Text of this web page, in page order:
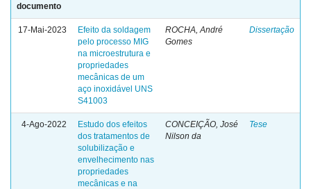
documento
17-Mai-2023
Efeito da soldagem
pelo processo MIG
na microestrutura e
propriedades
mecânicas de um
aço inoxidável UNS
S41003
ROCHA, André
Gomes
Dissertação
4-Ago-2022
Estudo dos efeitos
dos tratamentos de
solubilização e
envelhecimento nas
propriedades
mecânicas e na
CONCEIÇÃO, José
Nilson da
Tese